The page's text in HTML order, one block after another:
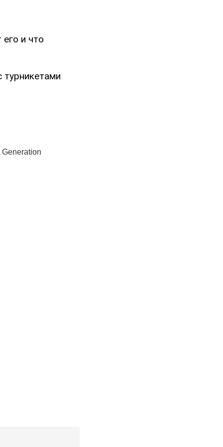
и что
турникетами